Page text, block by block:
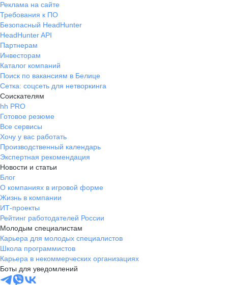
Реклама на сайте
Требования к ПО
Безопасный HeadHunter
HeadHunter API
Партнерам
Инвесторам
Каталог компаний
Поиск по вакансиям в Белице
Сетка: соцсеть для нетворкинга
Соискателям
hh PRO
Готовое резюме
Все сервисы
Хочу у вас работать
Производственный календарь
Экспертная рекомендация
Новости и статьи
Блог
О компаниях в игровой форме
Жизнь в компании
ИТ-проекты
Рейтинг работодателей России
Молодым специалистам
Карьера для молодых специалистов
Школа программистов
Карьера в некоммерческих организациях
Боты для уведомлений